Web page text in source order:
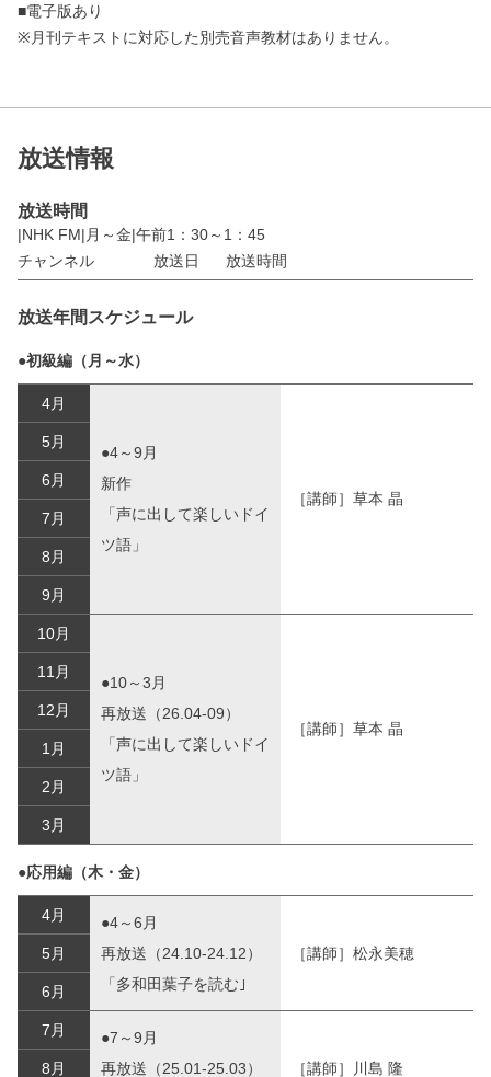
■電子版あり
※月刊テキストに対応した別売音声教材はありません。
放送情報
放送時間
|NHK FM|月～金|午前1：30～1：45
チャンネル
放送日 放送時間
放送年間スケジュール
●初級編（月～水）
4月
●4～9月
新作
「声に出して楽しいドイ
ツ語」
［講師］草本 晶
5月
6月
7月
8月
9月
10月
●10～3月
再放送（26.04-09）
「声に出して楽しいドイ
ツ語」
［講師］草本 晶
11月
12月
1月
2月
3月
●応用編（木・金）
4月
●4～6月
再放送（24.10-24.12）
「多和田葉子を読む｣
［講師］松永美穂
5月
6月
7月
●7～9月
再放送（25.01-25.03）
［講師］川島 隆
8月